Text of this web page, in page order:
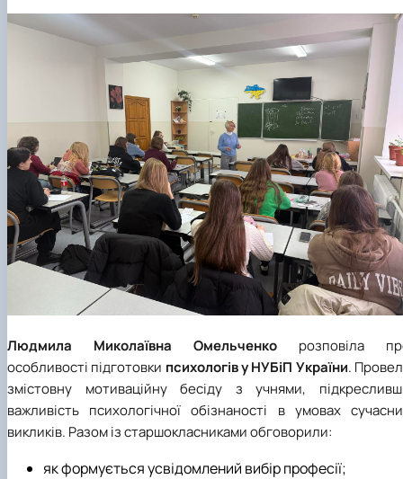
Людмила Миколаївна Омельченко розповіла
особливості підготовки психологів у НУБіП України.
змістовну мотиваційну бесіду з учнями,
важливість психологічної обізнаності в умовах
викликів. Разом із старшокласниками обговорили:
як формується усвідомлений вибір професії;